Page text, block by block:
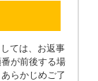
ては、お返事
が前後する場
らかじめご了